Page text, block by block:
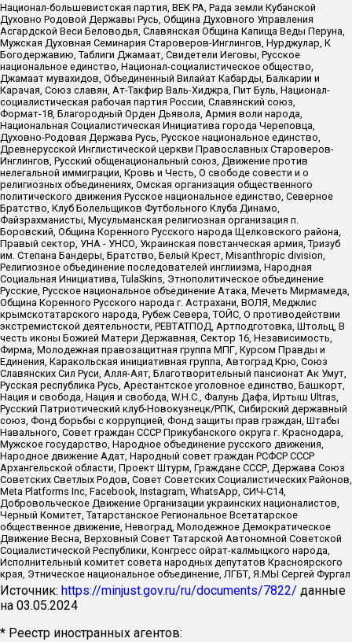
Национал-большевистская партия, ВЕК РА, Рада земли Кубанской
Духовно Родовой Державы Русь, Община Духовного Управления
Асгардской Веси Беловодья, Славянская Община Капища Веды Перуна,
Мужская Духовная Семинария Староверов-Инглингов, Нурджулар, К
Богодержавию, Таблиги Джамаат, Свидетели Иеговы, Русское
национальное единство, Национал-социалистическое общество,
Джамаат мувахидов, Объединенный Вилайат Кабарды, Балкарии и
Карачая, Союз славян, Ат-Такфир Валь-Хиджра, Пит Буль, Национал-
социалистическая рабочая партия России, Славянский союз,
Формат-18, Благородный Орден Дьявола, Армия воли народа,
Национальная Социалистическая Инициатива города Череповца,
Духовно-Родовая Держава Русь, Русское национальное единство,
Древнерусской Инглистической церкви Православных Староверов-
Инглингов, Русский общенациональный союз, Движение против
нелегальной иммиграции, Кровь и Честь, О свободе совести и о
религиозных объединениях, Омская организация общественного
политического движения Русское национальное единство, Северное
Братство, Клуб Болельщиков Футбольного Клуба Динамо,
Файзрахманисты, Мусульманская религиозная организация п.
Боровский, Община Коренного Русского народа Щелковского района,
Правый сектор, УНА - УНСО, Украинская повстанческая армия, Тризуб
им. Степана Бандеры, Братство, Белый Крест, Misanthropic division,
Религиозное объединение последователей инглиизма, Народная
Социальная Инициатива, TulaSkins, Этнополитическое объединение
Русские, Русское национальное объединение Атака, Мечеть Мирмамеда,
Община Коренного Русского народа г. Астрахани, ВОЛЯ, Меджлис
крымскотатарского народа, Рубеж Севера, ТОЙС, О противодействии
экстремистской деятельности, РЕВТАТПОД, Артподготовка, Штольц, В
честь иконы Божией Матери Державная, Сектор 16, Независимость,
Фирма, Молодежная правозащитная группа МПГ, Курсом Правды и
Единения, Каракольская инициативная группа, Автоград Крю, Союз
Славянских Сил Руси, Алля-Аят, Благотворительный пансионат Ак Умут,
Русская республика Русь, Арестантское уголовное единство, Башкорт,
Нация и свобода, Нация и свобода, W.H.С., Фалунь Дафа, Иртыш Ultras,
Русский Патриотический клуб-Новокузнецк/РПК, Сибирский державный
союз, Фонд борьбы с коррупцией, Фонд защиты прав граждан, Штабы
Навального, Совет граждан СССР Прикубанского округа г. Краснодара,
Мужское государство, Народное объединение русского движения,
Народное движение Адат, Народный совет граждан РСФСР СССР
Архангельской области, Проект Штурм, Граждане СССР, Держава Союз
Советских Светлых Родов, Совет Советских Социалистических Районов,
Meta Platforms Inc, Facebook, Instagram, WhatsApp, СИЧ-С14,
Добровольческое Движение Организации украинских националистов,
Черный Комитет, Татарстанское Региональное Всетатарское
общественное движение, Невоград, Молодежное Демократическое
Движение Весна, Верховный Совет Татарской Автономной Советской
Социалистической Республики, Конгресс ойрат-калмыцкого народа,
Исполнительный комитет совета народных депутатов Красноярского
края, Этническое национальное объединение, ЛГБТ, Я.МЫ Сергей Фургал
Источник: https://minjust.gov.ru/ru/documents/7822/ данные
на 03.05.2024
* Реестр иностранных агентов: